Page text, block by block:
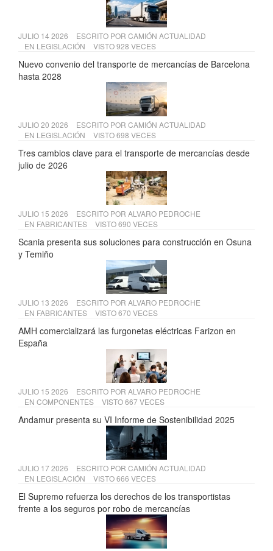
JULIO 14 2026 ESCRITO POR CAMIÓN ACTUALIDAD
EN LEGISLACIÓN VISTO 928 VECES
Nuevo convenio del transporte de mercancías de Barcelona
hasta 2028
JULIO 20 2026 ESCRITO POR CAMIÓN ACTUALIDAD
EN LEGISLACIÓN VISTO 698 VECES
Tres cambios clave para el transporte de mercancías desde
julio de 2026
JULIO 15 2026 ESCRITO POR ALVARO PEDROCHE
EN FABRICANTES VISTO 690 VECES
Scania presenta sus soluciones para construcción en Osuna
y Temiño
JULIO 13 2026 ESCRITO POR ALVARO PEDROCHE
EN FABRICANTES VISTO 670 VECES
AMH comercializará las furgonetas eléctricas Farizon en
España
JULIO 15 2026 ESCRITO POR ALVARO PEDROCHE
EN COMPONENTES VISTO 667 VECES
Andamur presenta su VI Informe de Sostenibilidad 2025
JULIO 17 2026 ESCRITO POR CAMIÓN ACTUALIDAD
EN LEGISLACIÓN VISTO 666 VECES
El Supremo refuerza los derechos de los transportistas
frente a los seguros por robo de mercancías